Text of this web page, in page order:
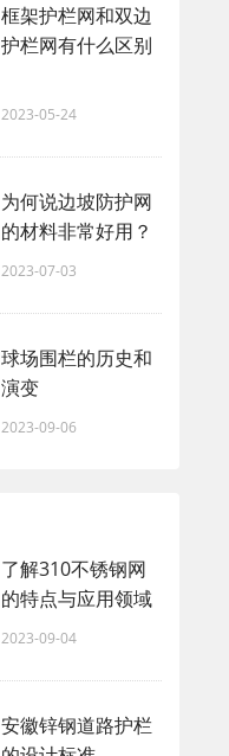
框架护栏网和双边
护栏网有什么区别
2023-05-24
为何说边坡防护网
的材料非常好用？
2023-07-03
球场围栏的历史和
演变
2023-09-06
了解310不锈钢网
的特点与应用领域
2023-09-04
安徽锌钢道路护栏